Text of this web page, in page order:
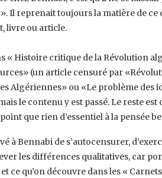
reprenait toujours la ‎matière de ce
livre ou ‎article.
« Histoire critique de la Révolution
(un ‎article censuré par
Algériennes» ou «Le problème des
le contenu y est passé. Le reste est
que rien d’essentiel à la pensée
à Bennabi de s’autocensurer,
les différences ‎qualitatives, car
‎ce qu’on découvre dans les «